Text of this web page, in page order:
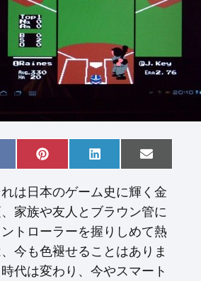
S
h
r
e
o
n
P
i
t
e
r
e
t
S
h
r
e
o
n
L
i
k
e
d
I
n
S
h
r
e
o
n
E
m
i
l
は日本のゲーム史に輝く金
家族や友人とブラウン管に
トローラーを握りしめて熱
今も色褪せることはありま
代は変わり、今やスマート